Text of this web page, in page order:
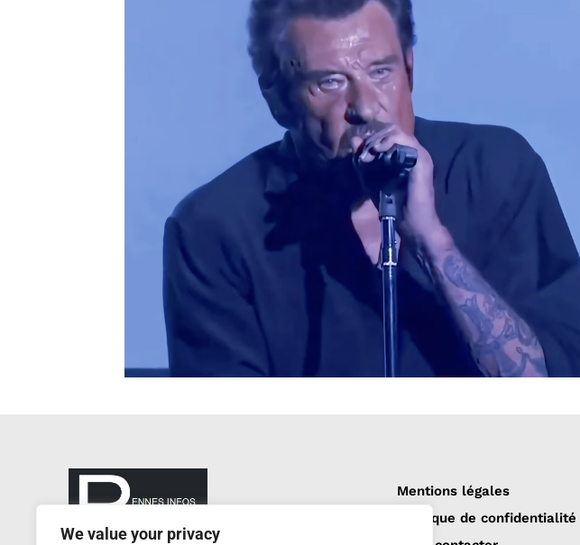
We value your privacy
Mentions légales
Politique de confidentialité